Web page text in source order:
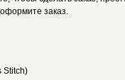
заказ.
Stitch)